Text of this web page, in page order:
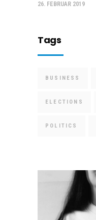
26. FEBRUAR 2019
Tags
BUSINESS
ELECTIONS
POLITICS